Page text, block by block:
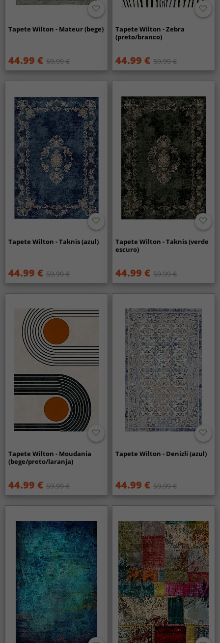
Tapete Wilton - Mateur (bege)
44.99 € 59.99 €
Tapete Wilton - Zebra
(preto/branco)
44.99 € 59.99 €
Tapete Wilton - Taknis (azul)
44.99 € 59.99 €
Tapete Wilton - Taknis (verde
escuro)
44.99 € 59.99 €
Tapete Wilton - Moudania
(bege/preto/laranja)
44.99 € 59.99 €
Tapete Wilton - Denizli (azul)
44.99 € 59.99 €